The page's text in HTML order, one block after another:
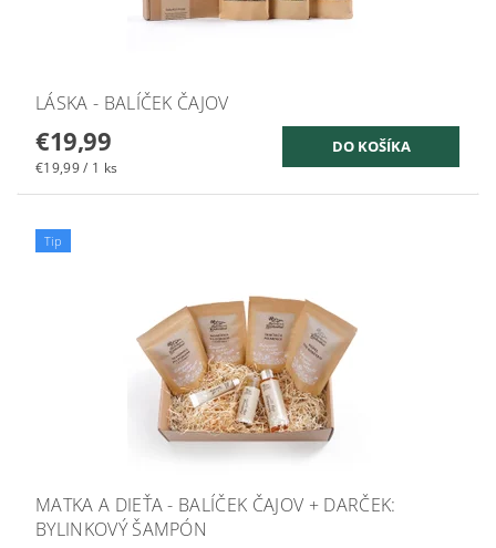
LÁSKA - BALÍČEK ČAJOV
€19,99
€19,99 / 1 ks
Tip
MATKA A DIEŤA - BALÍČEK ČAJOV + DARČEK:
BYLINKOVÝ ŠAMPÓN